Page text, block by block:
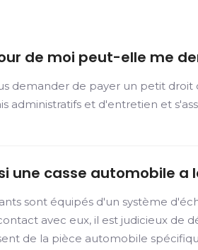
de moi peut-elle me
demander de payer un petit
administratifs et d'entretien et
une casse automobile a
sont équipés d'un système
avec eux, il est judicieux
de la pièce automobile